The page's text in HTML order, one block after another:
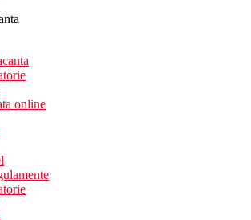
online